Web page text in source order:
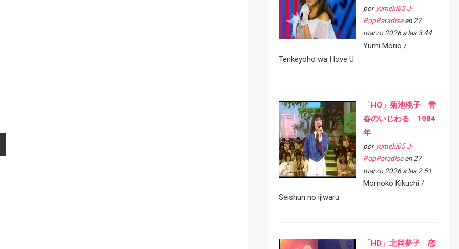
por yumeki05 J-
PopParadiseen 27
marzo 2026 a las 3:44
Yumi Morio /
Tenkeyoho wa I love U
「HQ」菊池桃子 青
春のいじわる 1984
年
por yumeki05 J-
PopParadiseen 27
marzo 2026 a las 2:51
Momoko Kikuchi /
Seishun no ijiwaru
「HD」北岡夢子 恋